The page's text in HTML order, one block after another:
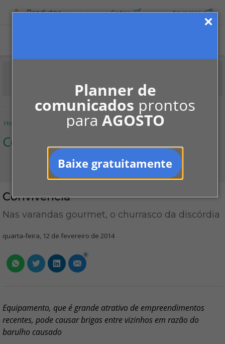
Planner de
comunicados prontos
para AGOSTO
Baixe gratuitamente
Produtos Cotar Anunciar
Home Notícias Convivência Convivência
Convivência
Convivência
Nas varandas gourmet, o churrasco da discórdia
quarta-feira, 12 de fevereiro de 2014
0
Equipamento, que é grande atrativo de empreendimentos
recentes, pode causar brigas entre vizinhos em razão do
barulho causado